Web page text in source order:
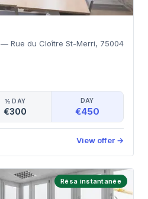
— Rue du Cloître St-Merri, 75004
½ DAY
€300
DAY
€450
View offer →
Résa instantanée